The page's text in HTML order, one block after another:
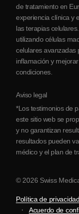
Colaboraciones
de tratamiento en
experiencia clínica y
las terapias
utilizando células
celulares avanzadas
inflamación y
condiciones.
Aviso legal
*Los testimonios de
este sitio web se
y no garantizan
resultados pueden
médico y el plan de
© 2026 Swiss
Política de privacidad
Acuerdo de